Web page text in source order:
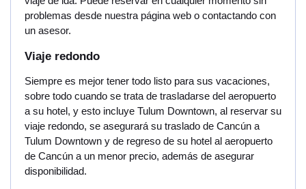
problemas desde nuestra página web o contactando con
un asesor.
Viaje redondo
Siempre es mejor tener todo listo para sus vacaciones,
sobre todo cuando se trata de trasladarse del aeropuerto
a su hotel, y esto incluye Tulum Downtown, al reservar su
viaje redondo, se asegurará su traslado de Cancún a
Tulum Downtown y de regreso de su hotel al aeropuerto
de Cancún a un menor precio, además de asegurar
disponibilidad.